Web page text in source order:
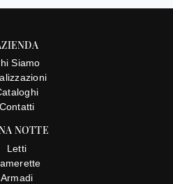
NOTTE
Letti
Armadi
Siamo
Contatti